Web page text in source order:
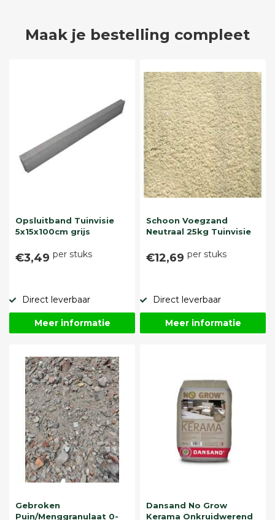
Maak je bestelling compleet
Opsluitband Tuinvisie
5x15x100cm grijs
€3,49 per stuks
Direct leverbaar
Meer informatie
Schoon Voegzand
Neutraal 25kg Tuinvisie
€12,69 per stuks
Direct leverbaar
Meer informatie
Gebroken
Puin/Menggranulaat 0-
Dansand No Grow
Kerama Onkruidwerend